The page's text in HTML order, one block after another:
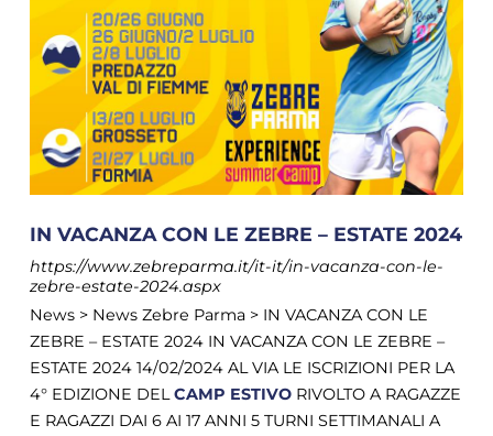
IN VACANZA CON LE ZEBRE – ESTATE 2024
https://www.zebreparma.it/it-it/in-vacanza-con-le-
zebre-estate-2024.aspx
News > News Zebre Parma > IN VACANZA CON LE
ZEBRE – ESTATE 2024 IN VACANZA CON LE ZEBRE –
ESTATE 2024 14/02/2024 AL VIA LE ISCRIZIONI PER LA
4° EDIZIONE DELCAMP ESTIVORIVOLTO A RAGAZZE
E RAGAZZI DAI 6 AI 17 ANNI 5 TURNI SETTIMANALI A